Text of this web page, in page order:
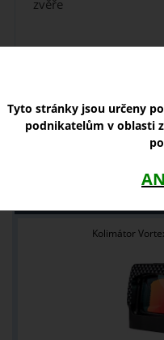
zvěře
Kolimátor
Tyto stránky jsou určeny
podnikatelům v oblasti